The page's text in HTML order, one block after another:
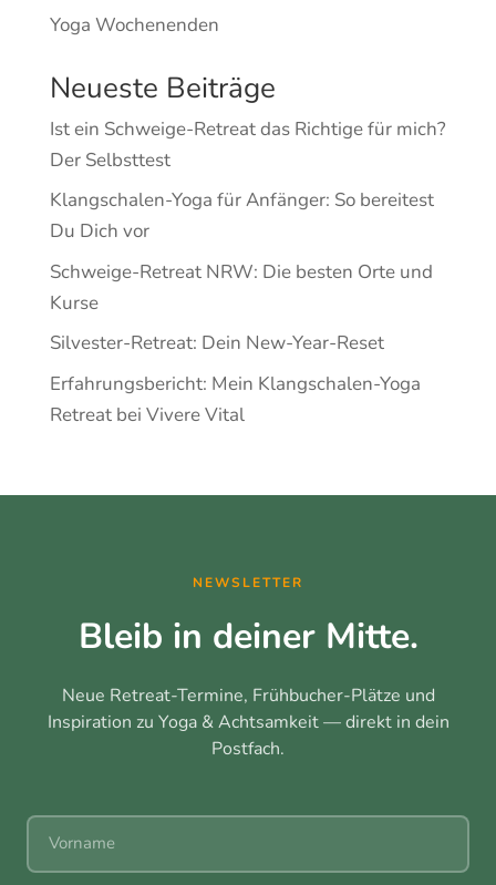
Yoga Wochenenden
Neueste Beiträge
Ist ein Schweige-Retreat das Richtige für mich?
Der Selbsttest
Klangschalen-Yoga für Anfänger: So bereitest
Du Dich vor
Schweige-Retreat NRW: Die besten Orte und
Kurse
Silvester-Retreat: Dein New-Year-Reset
Erfahrungsbericht: Mein Klangschalen-Yoga
Retreat bei Vivere Vital
NEWSLETTER
Bleib in deiner Mitte.
Neue Retreat-Termine, Frühbucher-Plätze und
Inspiration zu Yoga & Achtsamkeit — direkt in dein
Postfach.
Vorname